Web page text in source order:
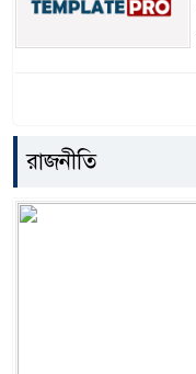
রাজনীতি